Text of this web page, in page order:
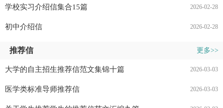
学校实习介绍信集合15篇 2026-02-28
初中介绍信 2026-02-28
推荐信 更多>>
大学的自主招生推荐信范文集锦十篇 2026-03-03
医学类标准导师推荐信 2026-03-03